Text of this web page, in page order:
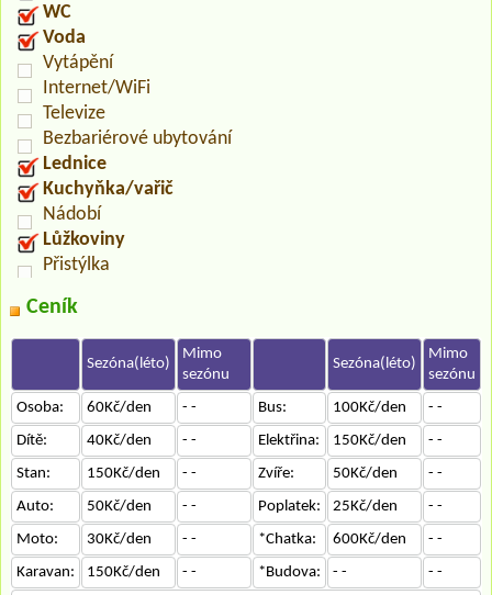
WC
Voda
Vytápění
Internet/WiFi
Televize
Bezbariérové ubytování
Lednice
Kuchyňka/vařič
Nádobí
Lůžkoviny
Přistýlka
Ceník
Sezóna(léto)
Mimo
sezónu
Sezóna(léto)
Mimo
sezónu
Osoba:
60Kč/den - - Bus: 100Kč/den
- -
Dítě:
40Kč/den - - Elektřina: 150Kč/den
- -
Stan:
150Kč/den - - Zvíře: 50Kč/den
- -
Auto:
50Kč/den - - Poplatek: 25Kč/den
- -
Moto:
30Kč/den - - *Chatka: 600Kč/den
- -
Karavan:
150Kč/den - - *Budova: - -
- -